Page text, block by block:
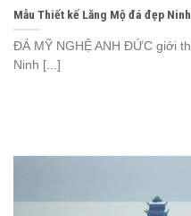
Mẫu Thiết kế Lăng Mộ đá đẹp
ĐÁ MỸ NGHỆ ANH ĐỨC giới
Ninh [...]